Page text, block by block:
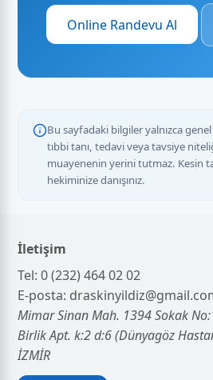
Online Randevu Al
Bu sayfadaki bilgiler yalnızca
tıbbi tanı, tedavi veya tavsiye
muayenenin yerini tutmaz. Kesin
hekiminize danışınız.
İletişim
Tel:0 (232) 464 02 02
E-posta:
Mimar Sinan Mah. 1394 Sokak
Birlik Apt. k:2 d:6 (Dünyagöz
İZMİR